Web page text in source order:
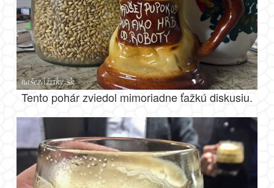
Tento pohár zviedol mimoriadne ťažkú diskusiu.